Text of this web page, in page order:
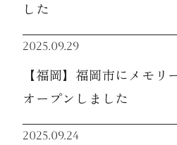
した
2025.09.29
【福岡】福岡市にメモリ
オープンしました
2025.09.24